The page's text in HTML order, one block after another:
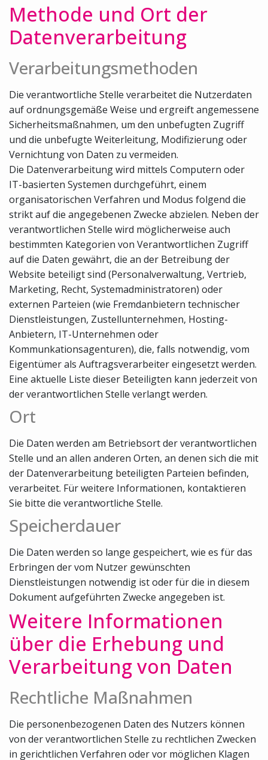
Methode und Ort der
Datenverarbeitung
Verarbeitungsmethoden
Die verantwortliche Stelle verarbeitet die Nutzerdaten
auf ordnungsgemäße Weise und ergreift angemessene
Sicherheitsmaßnahmen, um den unbefugten Zugriff
und die unbefugte Weiterleitung, Modifizierung oder
Vernichtung von Daten zu vermeiden.
Die Datenverarbeitung wird mittels Computern oder
IT-basierten Systemen durchgeführt, einem
organisatorischen Verfahren und Modus folgend die
strikt auf die angegebenen Zwecke abzielen. Neben der
verantwortlichen Stelle wird möglicherweise auch
bestimmten Kategorien von Verantwortlichen Zugriff
auf die Daten gewährt, die an der Betreibung der
Website beteiligt sind (Personalverwaltung, Vertrieb,
Marketing, Recht, Systemadministratoren) oder
externen Parteien (wie Fremdanbietern technischer
Dienstleistungen, Zustellunternehmen, Hosting-
Anbietern, IT-Unternehmen oder
Kommunkationsagenturen), die, falls notwendig, vom
Eigentümer als Auftragsverarbeiter eingesetzt werden.
Eine aktuelle Liste dieser Beteiligten kann jederzeit von
der verantwortlichen Stelle verlangt werden.
Ort
Die Daten werden am Betriebsort der verantwortlichen
Stelle und an allen anderen Orten, an denen sich die mit
der Datenverarbeitung beteiligten Parteien befinden,
verarbeitet. Für weitere Informationen, kontaktieren
Sie bitte die verantwortliche Stelle.
Speicherdauer
Die Daten werden so lange gespeichert, wie es für das
Erbringen der vom Nutzer gewünschten
Dienstleistungen notwendig ist oder für die in diesem
Dokument aufgeführten Zwecke angegeben ist.
Weitere Informationen
über die Erhebung und
Verarbeitung von Daten
Rechtliche Maßnahmen
Die personenbezogenen Daten des Nutzers können
von der verantwortlichen Stelle zu rechtlichen Zwecken
in gerichtlichen Verfahren oder vor möglichen Klagen